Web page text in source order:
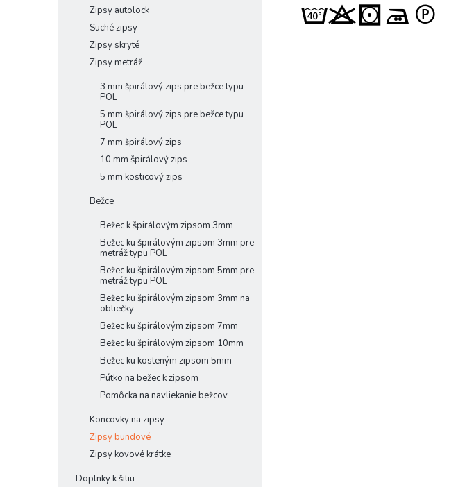
Zipsy autolock
Suché zipsy
Zipsy skryté
Zipsy metráž
3 mm špirálový zips pre bežce typu
POL
5 mm špirálový zips pre bežce typu
POL
7 mm špirálový zips
10 mm špirálový zips
5 mm kosticový zips
Bežce
Bežec k špirálovým zipsom 3mm
Bežec ku špirálovým zipsom 3mm pre
metráž typu POL
Bežec ku špirálovým zipsom 5mm pre
metráž typu POL
Bežec ku špirálovým zipsom 3mm na
obliečky
Bežec ku špirálovým zipsom 7mm
Bežec ku špirálovým zipsom 10mm
Bežec ku kosteným zipsom 5mm
Pútko na bežec k zipsom
Pomôcka na navliekanie bežcov
Koncovky na zipsy
Zipsy bundové
Zipsy kovové krátke
Doplnky k šitiu